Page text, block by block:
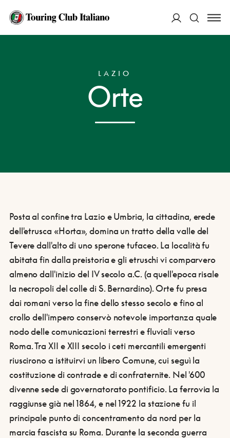
HOME
LAZIO
Orte
Posta al confine tra Lazio e Umbria, la cittadina, erede
dell'etrusca «Horta», domina un tratto della valle del
Tevere dall'alto di uno sperone tufaceo. La località fu
abitata fin dalla preistoria e gli etruschi vi comparvero
almeno dall'inizio del IV secolo a.C. (a quell'epoca risale
la necropoli del colle di S. Bernardino). Orte fu presa
dai romani verso la fine dello stesso secolo e fino al
crollo dell'impero conservò notevole importanza quale
nodo delle comunicazioni terrestri e fluviali verso
Roma. Tra XII e XIII secolo i ceti mercantili emergenti
riuscirono a istituirvi un libero Comune, cui seguì la
costituzione di contrade e di confraternite. Nel '600
divenne sede di governatorato pontificio. La ferrovia la
raggiunse già nel 1864, e nel 1922 la stazione fu il
principale punto di concentramento da nord per la
marcia fascista su Roma. Durante la seconda guerra